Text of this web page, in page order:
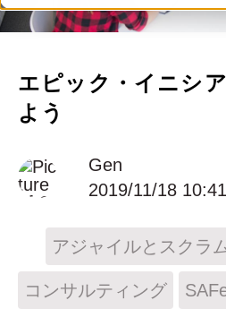
エピック・イニシ
よう
Gen
2019/11/18
アジャイルとスクラ
コンサルティング